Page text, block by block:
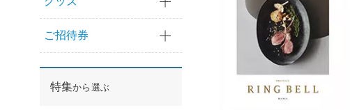
ご招待券
特集から選ぶ